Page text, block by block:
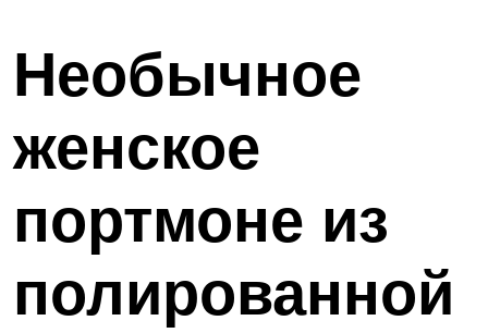
Необычное
женское
портмоне из
полированной